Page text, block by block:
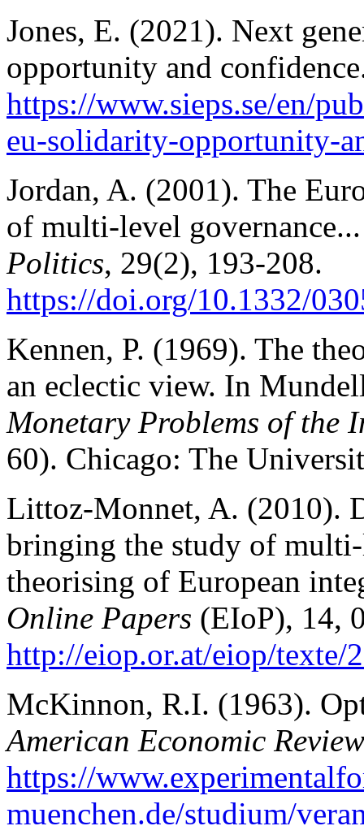
Jones, E. (2021). Next
opportunity and
https://www.sieps.se/en/
eu-solidarity-opportunity-
Jordan, A. (2001). The
of multi-level
Politics, 29(2), 193-208.
https://doi.org/10.1332/
Kennen, P. (1969). The
an eclectic view. In
Monetary Problems of the
60). Chicago: The
Littoz-Monnet, A. (2010).
bringing the study of
theorising of European
Online Papers (EIoP), 14,
http://eiop.or.at/eiop/texte/
McKinnon, R.I. (1963).
American Economic Review
https://
muenchen.de/studium/